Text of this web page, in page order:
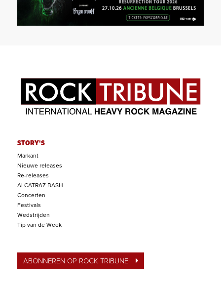
STORY'S
Markant
Nieuwe releases
Re-releases
ALCATRAZ BASH
Concerten
Festivals
Wedstrijden
Tip van de Week
ABONNEREN OP ROCK TRIBUNE